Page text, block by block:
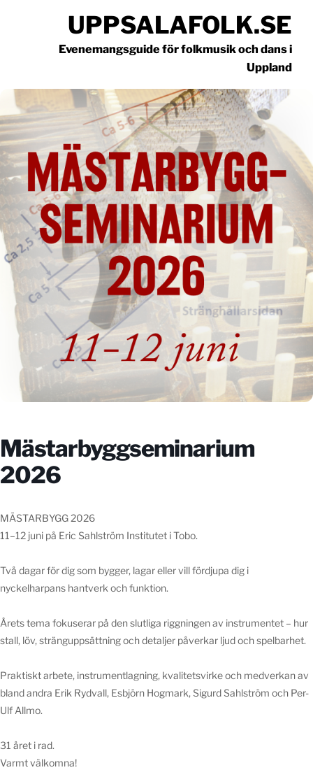
UPPSALAFOLK.SE
Evenemangsguide för folkmusik och dans i
Uppland
Mästarbyggseminarium
2026
MÄSTARBYGG 2026
11–12 juni på Eric Sahlström Institutet i Tobo.
Två dagar för dig som bygger, lagar eller vill fördjupa dig i
nyckelharpans hantverk och funktion.
Årets tema fokuserar på den slutliga riggningen av instrumentet – hur
stall, löv, stränguppsättning och detaljer påverkar ljud och spelbarhet.
Praktiskt arbete, instrumentlagning, kvalitetsvirke och medverkan av
bland andra Erik Rydvall, Esbjörn Hogmark, Sigurd Sahlström och Per-
Ulf Allmo.
31 året i rad.
Varmt välkomna!